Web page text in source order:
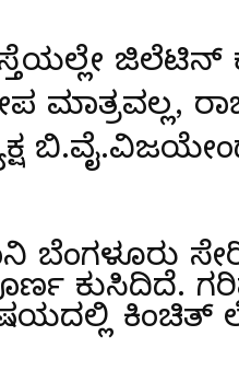
ಜಿಲೆಟಿನ್
ಮಾತ್ರವಲ್ಲ,
ಬೆಂಗಳೂರು
ಕುಸಿದಿದೆ.
ಕಿಂಚಿತ್